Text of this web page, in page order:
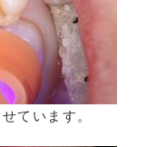
ています。